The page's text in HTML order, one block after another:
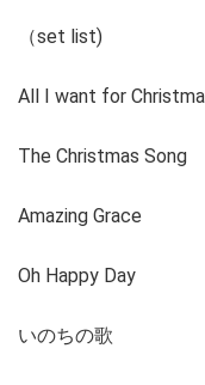
（set list)
All I want for
The Christmas Song
Amazing Grace
Oh Happy Day
いのちの歌